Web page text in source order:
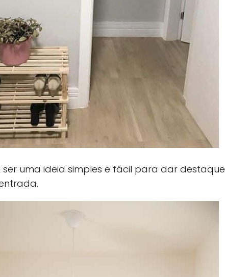
uma ideia simples e fácil para dar destaque